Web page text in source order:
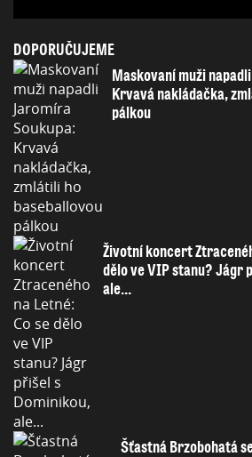
DOPORUČUJEME
Maskovaní muži
Krvavá nakládačka,
pálkou
Životní koncert
dělo ve VIP stanu? Jágr
ale...
Šťastná Brzobohatá